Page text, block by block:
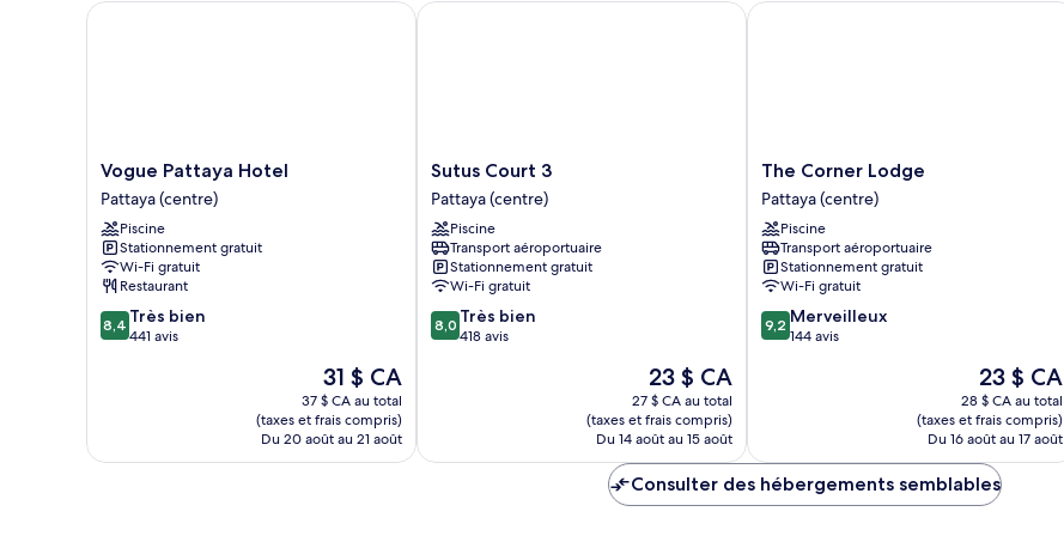
Vogue
Pattaya
Hotel
Pattaya
(centre)
Vogue Pattaya Hotel
Pattaya (centre)
Piscine
Stationnement gratuit
Wi-Fi gratuit
Restaurant
8.4
sur
8,4 Très bien
441 avis
Le
prix
est
de
31 $ CA
31 $ CA
37 $ CA au total
(taxes et frais compris)
Du 20 août au 21 août
Vogue Pattaya Hotel
Sutus
Court
3
Pattaya
(centre)
Sutus Court 3
Pattaya (centre)
Piscine
Transport aéroportuaire
Stationnement gratuit
Wi-Fi gratuit
8.0
sur
8,0 Très bien
418 avis
Le
prix
est
de
23 $ CA
23 $ CA
27 $ CA au total
(taxes et frais compris)
Du 14 août au 15 août
Sutus Court 3
The
Corner
Lodge
Pattaya
(centre)
The Corner Lodge
Pattaya (centre)
Piscine
Transport aéroportuaire
Stationnement gratuit
Wi-Fi gratuit
9.2
sur
9,2 Merveilleux
144 avis
Le
prix
est
de
23 $ CA
23 $ CA
28 $ CA au total
(taxes et frais compris)
Du 16 août au 17 août
The Corner Lodge
Consulter des hébergements semblables